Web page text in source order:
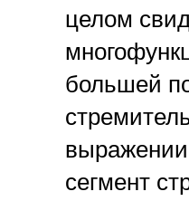
целом
большей
сегмент